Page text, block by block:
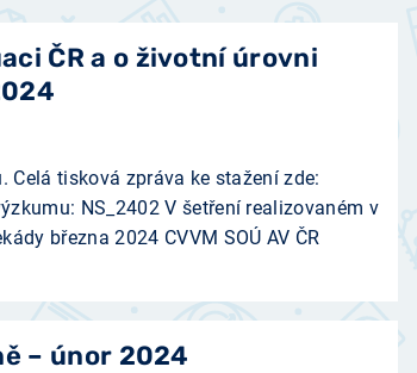
ČR a o životní úrovni
Celá tisková zpráva ke stažení zde:
NS_2402 V šetření realizovaném v
března 2024 CVVM SOÚ AV ČR
– únor 2024